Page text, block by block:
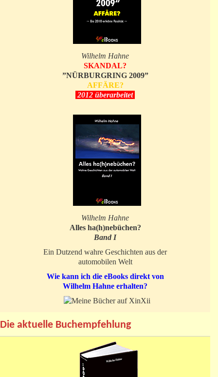
Wilhelm Hahne
SKANDAL?
”NÜRBURGRING 2009”
AFFÄRE?
2012 überarbeitet
Wilhelm Hahne
Alles ha(h)nebüchen?
Band I
Ein Dutzend wahre Geschichten aus der
automobilen Welt
Wie kann ich die eBooks direkt von
Wilhelm Hahne erhalten?
Die aktuelle Buchempfehlung